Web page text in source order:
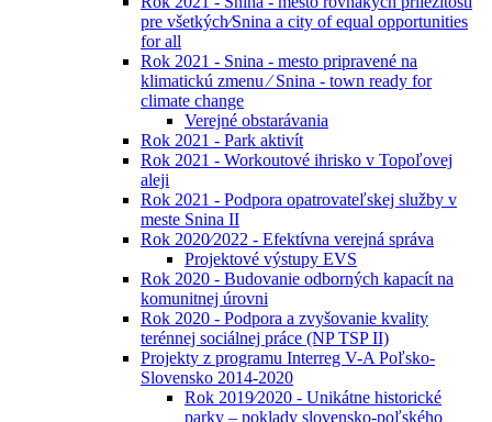
pre všetkých⁄Snina a city of equal opportunities
for all
Rok 2021 - Snina - mesto pripravené na
klimatickú zmenu ⁄ Snina - town ready for
climate change
Verejné obstarávania
Rok 2021 - Park aktivít
Rok 2021 - Workoutové ihrisko v Topoľovej
aleji
Rok 2021 - Podpora opatrovateľskej služby v
meste Snina II
Rok 2020⁄2022 - Efektívna verejná správa
Projektové výstupy EVS
Rok 2020 - Budovanie odborných kapacít na
komunitnej úrovni
Rok 2020 - Podpora a zvyšovanie kvality
terénnej sociálnej práce (NP TSP II)
Projekty z programu Interreg V-A Poľsko-
Slovensko 2014-2020
Rok 2019⁄2020 - Unikátne historické
parky – poklady slovensko-poľského